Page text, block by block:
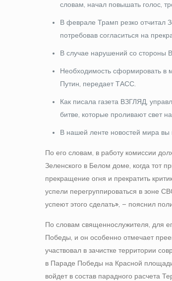
словам, начал повышать голос,
В феврале Трамп резко отчитал
потребовав согласиться на
В случае нарушений со стороны
Необходимость сформировать в
Путин, передает ТАСС.
Как писала газета ВЗГЛЯД,
битве, которые проливают свет
В нашей ленте новостей мира вы
По его словам, в работу комиссии
Зеленского в Белом доме, когда тот
прекращение огня и прекратить
успели перегруппироваться в зоне
успеют этого сделать», – пояснил
По словам священнослужителя, для
Победы, и он особенно отмечает
участвовал в зачистке территории
в Параде Победы на Красной
войдет в состав парадного расчета